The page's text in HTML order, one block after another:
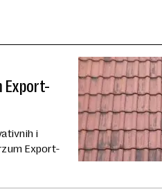
Export-
i
Export-